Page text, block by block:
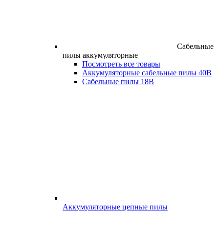
Сабельные
пилы аккумуляторные
Посмотреть все товары
Аккумуляторные сабельные пилы 40В
Сабельные пилы 18В
Аккумуляторные цепные пилы